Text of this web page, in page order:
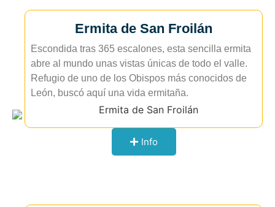
Ermita de San Froilán
Escondida tras 365 escalones, esta sencilla ermita
abre al mundo unas vistas únicas de todo el valle.
Refugio de uno de los Obispos más conocidos de
León, buscó aquí una vida ermitaña.
Info